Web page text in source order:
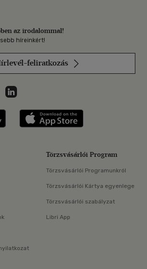
az irodalommal!
híreinkért!
feliratkozás
on
az Instagramon
Libri a LinkedInen
Libri applikáció Szerezd meg: Google
Törzsvásárlói Program
Törzsvásárlói Programunkról
Törzsvásárlói Kártya egyenlege
Törzsvásárlói szabályzat
Libri App